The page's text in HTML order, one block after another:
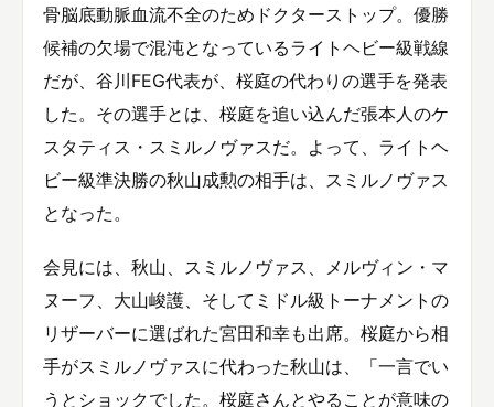
骨脳底動脈血流不全のためドクターストップ。優勝
候補の欠場で混沌となっているライトヘビー級戦線
だが、谷川FEG代表が、桜庭の代わりの選手を発表
した。その選手とは、桜庭を追い込んだ張本人のケ
スタティス・スミルノヴァスだ。よって、ライトヘ
ビー級準決勝の秋山成勲の相手は、スミルノヴァス
となった。
会見には、秋山、スミルノヴァス、メルヴィン・マ
ヌーフ、大山峻護、そしてミドル級トーナメントの
リザーバーに選ばれた宮田和幸も出席。桜庭から相
手がスミルノヴァスに代わった秋山は、「一言でい
うとショックでした。桜庭さんとやることが意味の